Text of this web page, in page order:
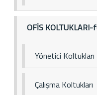
OFİS
Yönetici Koltukları
Çalışma Koltukları